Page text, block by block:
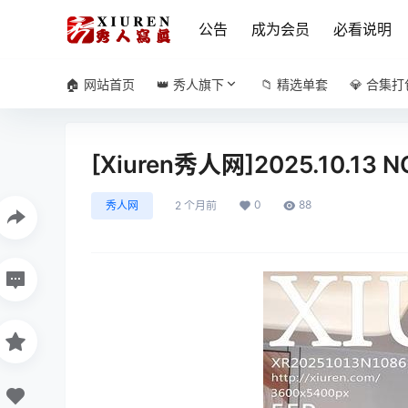
公告 成为会员 必看说明
🏠 网站首页 👑 秀人旗下 📁 精选单套 💎 合集打
[Xiuren秀人网]2025.10.13
秀人网 2 个月前 0 88